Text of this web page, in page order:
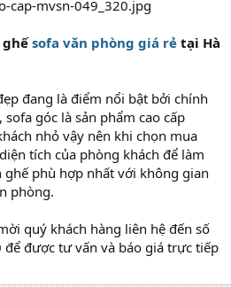
ghếsofa văn phòng giá rẻ tại Hà
đang là điểm nổi bật bởi chính
góc là sản phẩm cao cấp
nhỏ vậy nên khi chọn mua
tích của phòng khách để làm
phù hợp nhất với không gian
phòng.
quý khách hàng liên hệ đến số
được tư vấn và báo giá trực tiếp